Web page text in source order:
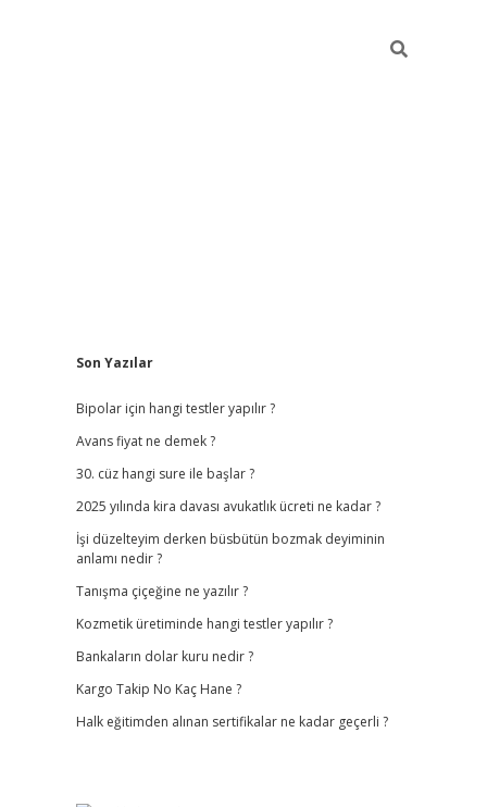
Sidebar
Son Yazılar
Bipolar için hangi testler yapılır ?
Avans fiyat ne demek ?
30. cüz hangi sure ile başlar ?
2025 yılında kira davası avukatlık ücreti ne kadar ?
İşi düzelteyim derken büsbütün bozmak deyiminin
anlamı nedir ?
Tanışma çiçeğine ne yazılır ?
Kozmetik üretiminde hangi testler yapılır ?
Bankaların dolar kuru nedir ?
Kargo Takip No Kaç Hane ?
Halk eğitimden alınan sertifikalar ne kadar geçerli ?